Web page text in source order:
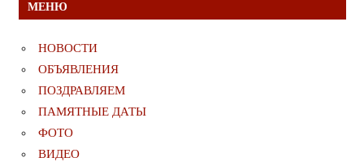
МЕНЮ
НОВОСТИ
ОБЪЯВЛЕНИЯ
ПОЗДРАВЛЯЕМ
ПАМЯТНЫЕ ДАТЫ
ФОТО
ВИДЕО